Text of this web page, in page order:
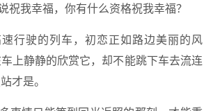
祝我幸福，你有什么资格祝我幸福？
行驶的列车，初恋正如路边美丽的风
上静静的欣赏它，却不能跳下车去流连
才是。